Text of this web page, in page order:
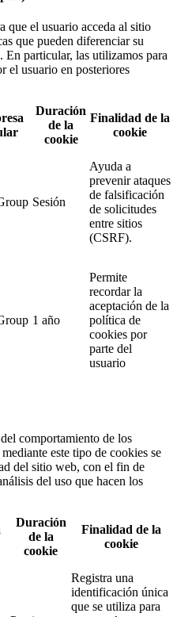
que el usuario acceda al sitio
que pueden diferenciar su
En particular, las utilizamos para
el usuario en posteriores
Duración
de la
cookie
Finalidad de la
cookie
Sesión
Ayuda a
prevenir ataques
de falsificación
de solicitudes
entre sitios
(CSRF).
1 año
Permite
recordar la
aceptación de la
política de
cookies por
parte del
usuario
comportamiento de los
este tipo de cookies se
del sitio web, con el fin de
del uso que hacen los
Duración
de la
cookie
Finalidad de la
cookie
Registra una
identificación única
que se utiliza para